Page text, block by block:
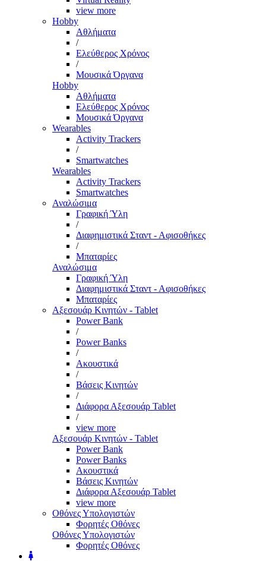
view more
Hobby
Αθλήματα
/
Ελεύθερος Χρόνος
/
Μουσικά Όργανα
Hobby
Αθλήματα
Ελεύθερος Χρόνος
Μουσικά Όργανα
Wearables
Activity Trackers
/
Smartwatches
Wearables
Activity Trackers
Smartwatches
Αναλώσιμα
Γραφική Ύλη
/
Διαφημιστικά Σταντ - Αφισοθήκες
/
Μπαταρίες
Αναλώσιμα
Γραφική Ύλη
Διαφημιστικά Σταντ - Αφισοθήκες
Μπαταρίες
Αξεσουάρ Κινητών - Tablet
Power Bank
/
Power Banks
/
Ακουστικά
/
Βάσεις Κινητών
/
Διάφορα Αξεσουάρ Tablet
/
view more
Αξεσουάρ Κινητών - Tablet
Power Bank
Power Banks
Ακουστικά
Βάσεις Κινητών
Διάφορα Αξεσουάρ Tablet
view more
Οθόνες Υπολογιστών
Φορητές Οθόνες
Οθόνες Υπολογιστών
Φορητές Οθόνες